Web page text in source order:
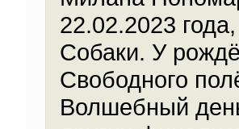
22.02.2023
Собаки. У
Свободного
Волшебный